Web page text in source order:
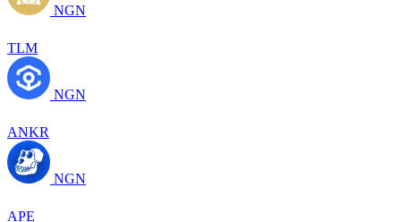
NGN
TLM
NGN
ANKR
NGN
APE